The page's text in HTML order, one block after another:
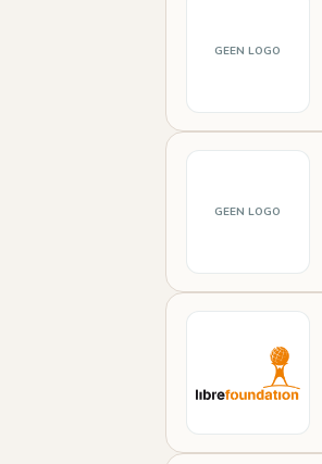
GEEN LOGO
GEEN LOGO